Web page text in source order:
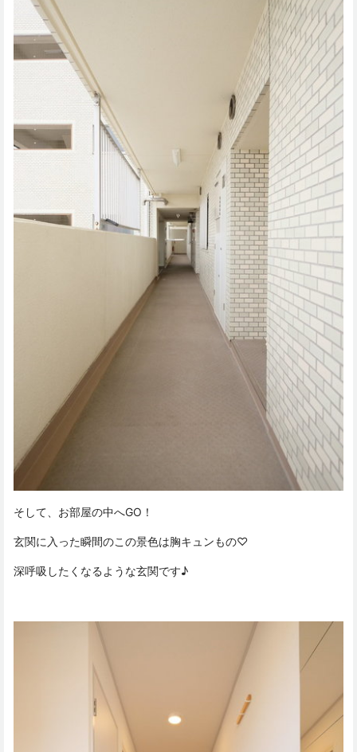
そして、お部屋の中へGO！
玄関に入った瞬間のこの景色は胸キュンもの♡
深呼吸したくなるような玄関です♪